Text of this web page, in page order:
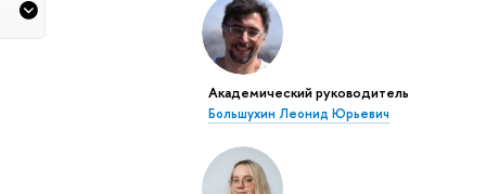
Академический руководитель
Большухин Леонид Юрьевич